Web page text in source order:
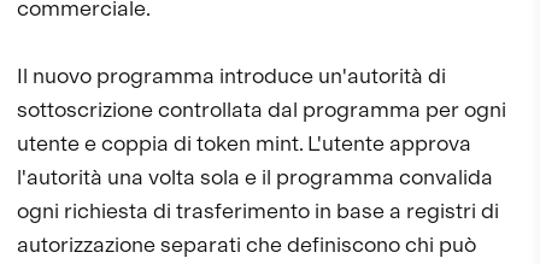
commerciale.
Il nuovo programma introduce un'autorità di
sottoscrizione controllata dal programma per ogni
utente e coppia di token mint. L'utente approva
l'autorità una volta sola e il programma convalida
ogni richiesta di trasferimento in base a registri di
autorizzazione separati che definiscono chi può